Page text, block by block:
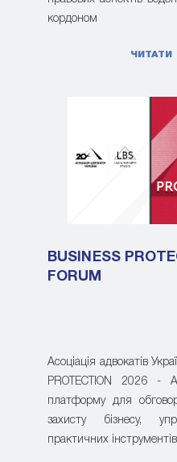
кордоном
ЧИТАТИ
BUSINESS
FORUM
Асоціація адвокатів
PROTECTION 2026 -
платформу для
захисту бізнесу,
практичних